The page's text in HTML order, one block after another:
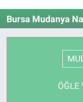
Bursa Mudanya
ÖĞLE
Bölge
Bitlis Trafik
Süper Lig
Tüm Manşetler